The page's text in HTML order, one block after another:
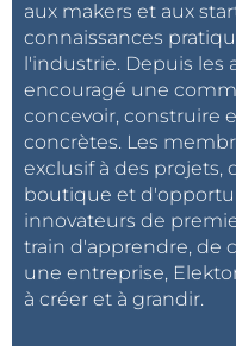
aux makers et aux
connaissances
l'industrie. Depuis les
encouragé une
concevoir, construire
concrètes. Les
exclusif à des projets,
boutique et
innovateurs de
train d'apprendre, de
une entreprise,
à créer et à grandir.